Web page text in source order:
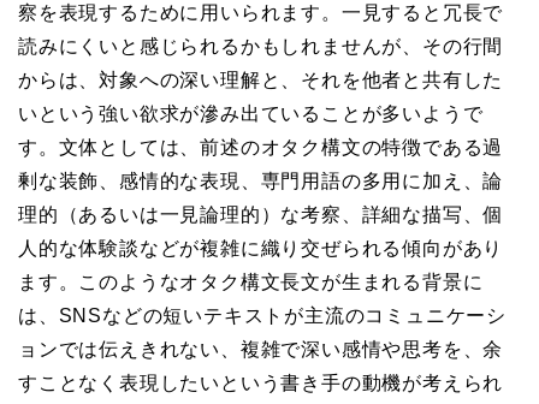
察を表現するために用いられます。一見すると冗長で
読みにくいと感じられるかもしれませんが、その行間
からは、対象への深い理解と、それを他者と共有した
いという強い欲求が滲み出ていることが多いようで
す。文体としては、前述のオタク構文の特徴である過
剰な装飾、感情的な表現、専門用語の多用に加え、論
理的（あるいは一見論理的）な考察、詳細な描写、個
人的な体験談などが複雑に織り交ぜられる傾向があり
ます。このようなオタク構文長文が生まれる背景に
は、SNSなどの短いテキストが主流のコミュニケーシ
ョンでは伝えきれない、複雑で深い感情や思考を、余
すことなく表現したいという書き手の動機が考えられ